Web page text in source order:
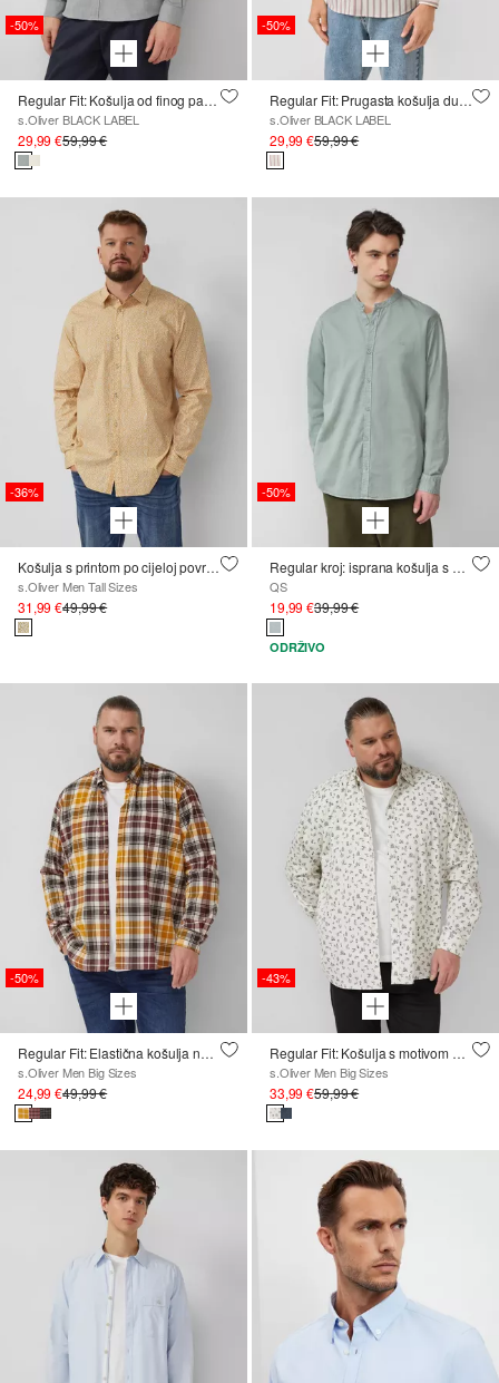
-50%
Regular Fit: Košulja od finog pamučnog flanela
s.Oliver BLACK LABEL
29,99 €59,99 €
-50%
Regular Fit: Prugasta košulja dugih rukava s kent-ovratnikom
s.Oliver BLACK LABEL
29,99 €59,99 €
-36%
Košulja s printom po cijeloj površini
s.Oliver Men Tall Sizes
31,99 €49,99 €
-50%
Regular kroj: isprana košulja s ovratnikom i vezom logotipa
QS
19,99 €39,99 €
ODRŽIVO
-50%
Regular Fit: Elastična košulja na kopčanje s kariranim uzorkom
s.Oliver Men Big Sizes
24,99 €49,99 €
-43%
Regular Fit: Košulja s motivom Peanuts®
s.Oliver Men Big Sizes
33,99 €59,99 €